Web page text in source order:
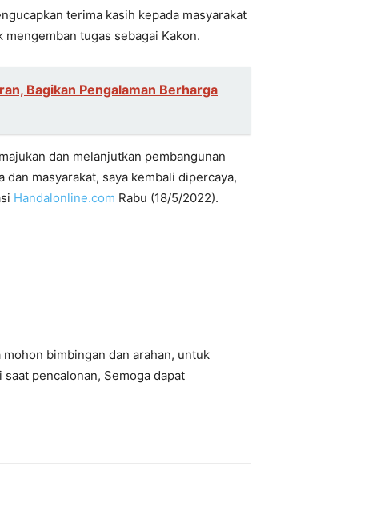
terima kasih kepada masyarakat
tugas sebagai Kakon.
Bagikan Pengalaman Berharga
dan melanjutkan pembangunan
masyarakat, saya kembali dipercaya,
Handalonline.com Rabu (18/5/2022).
mohon bimbingan dan arahan, untuk
pencalonan, Semoga dapat